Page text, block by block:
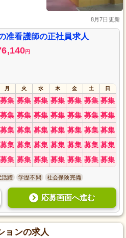
8月7日更新
准看護師の正社員求人
円
月 火 水 木 金 土 日
募集 募集 募集 募集 募集 募集 募集
募集 募集 募集 募集 募集 募集 募集
募集 募集 募集 募集 募集 募集 募集
募集 募集 募集 募集 募集 募集 募集
募集 募集 募集 募集 募集 募集 募集
活躍 学歴不問 社会保険完備
応募画面へ進む
ョンの求人